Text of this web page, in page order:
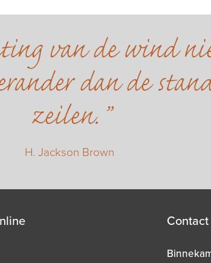
van de wind
dan de
zeilen.
H. Jackson Brown
Contact